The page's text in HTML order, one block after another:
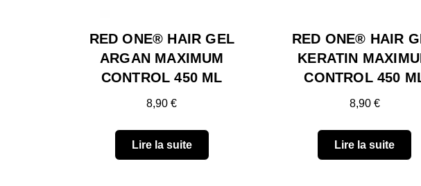
RED ONE® HAIR GEL
ARGAN MAXIMUM
CONTROL 450 ML
8,90€
Lire la suite
RED ONE® HAIR
KERATIN
CONTROL 450
8,90 €
Lire la suite